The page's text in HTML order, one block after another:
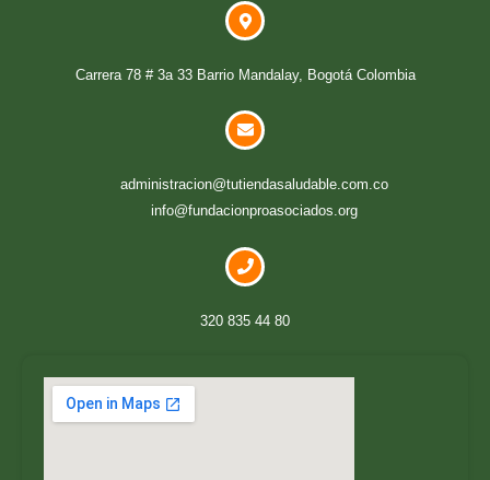
Carrera 78 # 3a 33 Barrio Mandalay, Bogotá Colombia
administracion@tutiendasaludable.com.co
info@fundacionproasociados.org
320 835 44 80